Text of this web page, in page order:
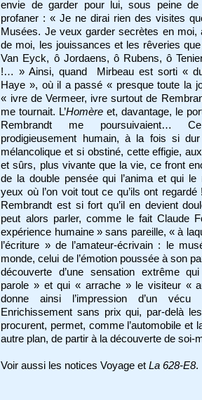
envie de garder pour lui, sous peine
profaner : « Je ne dirai rien des visites
Musées. Je veux garder secrètes en moi,
de moi, les jouissances et les rêveries
Van Eyck, ô Jordaens, ô Rubens, ô
!… » Ainsi, quand Mirbeau est sorti «
Haye », où il a passé « presque toute la
« ivre de Vermeer, ivre surtout de
me tournait. L’Homèreet, davantage, le
Rembrandt me poursuivaient…
prodigieusement humain, à la fois si
mélancolique et si obstiné, cette effigie,
et sûrs, plus vivante que la vie, ce front
de la double pensée qui l’anima et qui le
yeux où l’on voit tout ce qu’ils ont
Rembrandt est si fort qu’il en devient
peut alors parler, comme le fait Claude
expérience humaine » sans pareille, « à
l’écriture » de l’amateur-écrivain : le
monde, celui de l’émotion poussée à son
découverte d’une sensation extrême
parole » et qui « arrache » le visiteur «
donne ainsi l’impression d’un
Enrichissement sans prix qui, par-delà
procurent, permet, comme l’automobile et
autre plan, de partir à la découverte de soi-
Voir aussi les notices Voyage etLa 628-E8.